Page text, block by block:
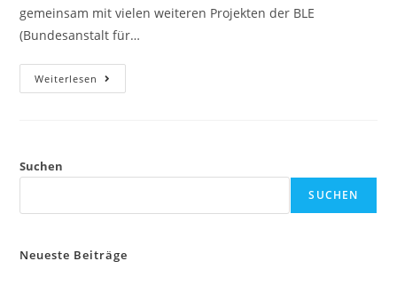
gemeinsam mit vielen weiteren Projekten der BLE
(Bundesanstalt für…
Weiterlesen
Suchen
SUCHEN
Neueste Beiträge